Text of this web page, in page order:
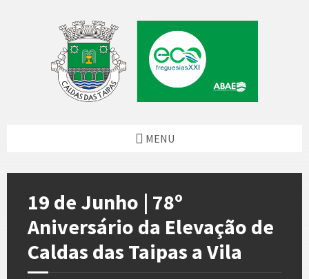
MENU
19 de Junho | 78º
Aniversário da Elevação de
Caldas das Taipas a Vila